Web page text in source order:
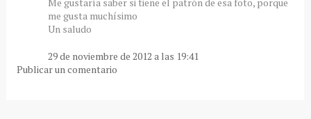
me gusta muchísimo
Un saludo
29 de noviembre de 2012 a las 19:41
Publicar un comentario